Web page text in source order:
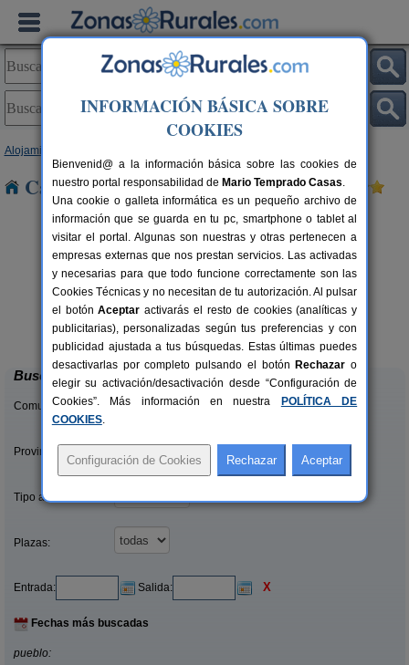
Alojamientos
Casas Rurales cerca de Cercedo
6 pers.
desde14 €
Casa Nueva Playa Areabrava
Vilanova (Pontevedra)
Buscar
Comunidades:
Provincias/Islas:
Tipo alquiler:
Plazas:
Entrada: Salida: X
Fechas más buscadas
pueblo:
INFORMACIÓN BÁSICA SOBRE
COOKIES
Bienvenid@ a la información básica sobre las cookies de
nuestro portal responsabilidad de Mario Temprado Casas.
Una cookie o galleta informática es un pequeño archivo de
información que se guarda en tu pc, smartphone o tablet al
visitar el portal. Algunas son nuestras y otras pertenecen a
empresas externas que nos prestan servicios. Las activadas
y necesarias para que todo funcione correctamente son las
Cookies Técnicas y no necesitan de tu autorización. Al pulsar
el botónAceptar activarás el resto de cookies (analíticas y
publicitarias), personalizadas según tus preferencias y con
publicidad ajustada a tus búsquedas. Estas últimas puedes
desactivarlas por completo pulsando el botón Rechazar o
elegir su activación/desactivación desde “Configuración de
Cookies”. Más información en nuestra
POLÍTICA DE
COOKIES.